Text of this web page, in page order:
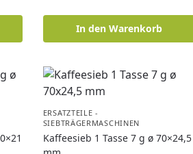
In den Warenkorb
ERSATZTEILE -
SIEBTRÄGERMASCHINEN
Kaffeesieb 1 Tasse 7 g ø 70×24,5